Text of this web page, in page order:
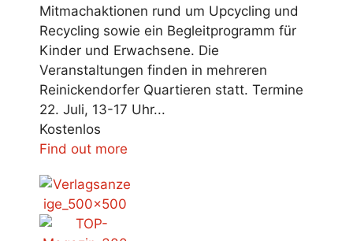
Mitmachaktionen rund um Upcycling und
Recycling sowie ein Begleitprogramm für
Kinder und Erwachsene. Die
Veranstaltungen finden in mehreren
Reinickendorfer Quartieren statt. Termine
22. Juli, 13-17 Uhr...
Kostenlos
Find out more